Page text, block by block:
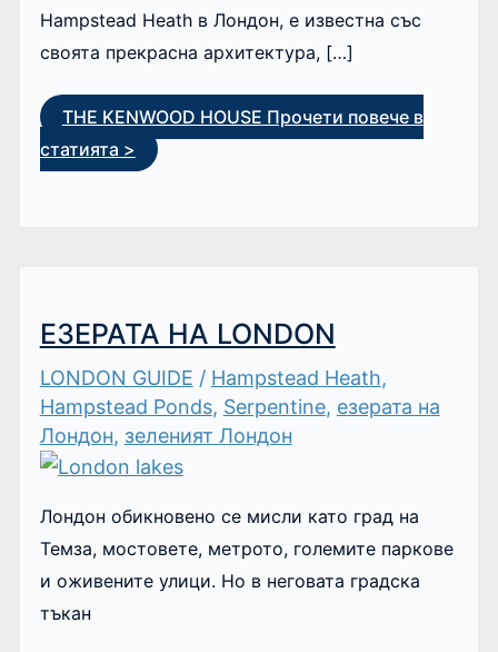
Hampstead Heath в Лондон, е известна със
своята прекрасна архитектура, […]
THE KENWOOD HOUSE Прочети повече в
статията >
ЕЗЕРАТА НА LONDON
LONDON GUIDE / Hampstead Heath,
Hampstead Ponds, Serpentine, езерата на
Лондон, зеленият Лондон
Лондон обикновено се мисли като град на
Темза, мостовете, метрото, големите паркове
и оживените улици. Но в неговата градска
тъкан